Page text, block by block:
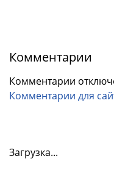
Комментарии
Комментарии
Комментарии для
Загрузка...